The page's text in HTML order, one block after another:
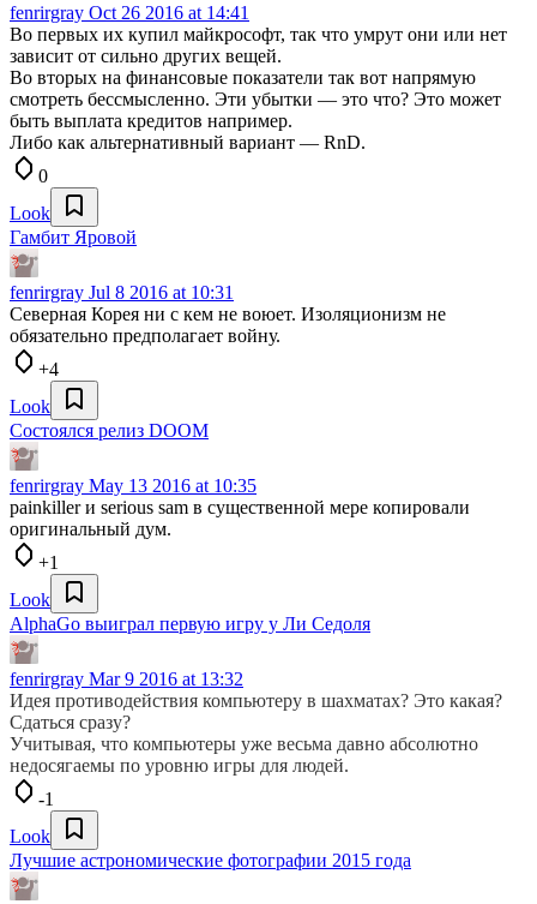
fenrirgray Oct 26 2016 at 14:41
Во первых их купил майкрософт, так что умрут они или нет
зависит от сильно других вещей.
Во вторых на финансовые показатели так вот напрямую
смотреть бессмысленно. Эти убытки — это что? Это может
быть выплата кредитов например.
Либо как альтернативный вариант — RnD.
0
Look
Гамбит Яровой
fenrirgray Jul 8 2016 at 10:31
Северная Корея ни с кем не воюет. Изоляционизм не
обязательно предполагает войну.
+4
Look
Состоялся релиз DOOM
fenrirgray May 13 2016 at 10:35
painkiller и serious sam в существенной мере копировали
оригинальный дум.
+1
Look
AlphaGo выиграл первую игру у Ли Седоля
fenrirgray Mar 9 2016 at 13:32
Идея противодействия компьютеру в шахматах? Это какая?
Сдаться сразу?
Учитывая, что компьютеры уже весьма давно абсолютно
недосягаемы по уровню игры для людей.
-1
Look
Лучшие астрономические фотографии 2015 года